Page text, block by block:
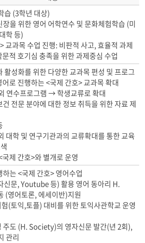
습 (3학년 대상)
장을 위한 영어 어학연수 및 문화체험학습 (미
학 등)
교과목 수업 진행: 비판적 사고, 효율적 과제
적 호기심 충족을 위한 과제중심 수업
활성화를 위한 다양한 교과목 편성 및 프로그
로 진행하는 <국제 간호> 교과목 확대
연수프로그램 → 학생교류로 확대
건 전문 분야에 대한 정보 취득을 위한 자료 제
대학 및 연구기관과의 교류확대를 통한 교육
국제 간호>와 별개로 운영
하는 <국제 간호> 영어수업
신문, Youtube 등) 활용 영어 동아리 H.
(영어토론, 에세이반)지원
험(토익,토플) 대비를 위한 토익사관학교 운영
주도 (H. Society)의 영자신문 발간(년 2회),
관리